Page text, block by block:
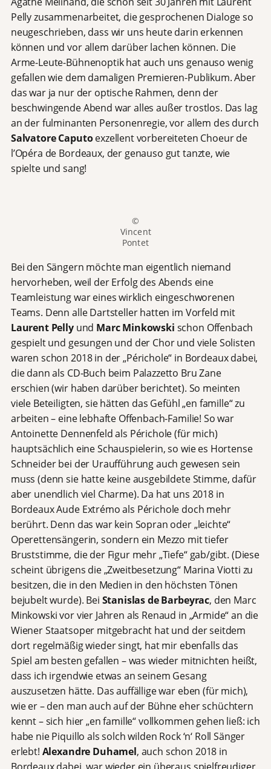
Pelly zusammenarbeitet, die gesprochenen Dialoge so
neugeschrieben, dass wir uns heute darin erkennen
können und vor allem darüber lachen können. Die
Arme-Leute-Bühnenoptik hat auch uns genauso wenig
gefallen wie dem damaligen Premieren-Publikum. Aber
das war ja nur der optische Rahmen, denn der
beschwingende Abend war alles außer trostlos. Das lag
an der fulminanten Personenregie, vor allem des durch
Salvatore Caputoexzellent vorbereiteten Choeur de
l’Opéra de Bordeaux, der genauso gut tanzte, wie
spielte und sang!
©
Vincent
Pontet
Bei den Sängern möchte man eigentlich niemand
hervorheben, weil der Erfolg des Abends eine
Teamleistung war eines wirklich eingeschworenen
Teams. Denn alle Dartsteller hatten im Vorfeld mit
Laurent Pelly und Marc Minkowski schon Offenbach
gespielt und gesungen und der Chor und viele Solisten
waren schon 2018 in der „Périchole“ in Bordeaux dabei,
die dann als CD-Buch beim Palazzetto Bru Zane
erschien (wir haben darüber berichtet). So meinten
viele Beteiligten, sie hätten das Gefühl „en famille“ zu
arbeiten – eine lebhafte Offenbach-Familie! So war
Antoinette Dennenfeld als Périchole (für mich)
hauptsächlich eine Schauspielerin, so wie es Hortense
Schneider bei der Uraufführung auch gewesen sein
muss (denn sie hatte keine ausgebildete Stimme, dafür
aber unendlich viel Charme). Da hat uns 2018 in
Bordeaux Aude Extrémo als Périchole doch mehr
berührt. Denn das war kein Sopran oder „leichte“
Operettensängerin, sondern ein Mezzo mit tiefer
Bruststimme, die der Figur mehr „Tiefe“ gab/gibt. (Diese
scheint übrigens die „Zweitbesetzung“ Marina Viotti zu
besitzen, die in den Medien in den höchsten Tönen
bejubelt wurde). Bei Stanislas de Barbeyrac, den Marc
Minkowski vor vier Jahren als Renaud in „Armide“ an die
Wiener Staatsoper mitgebracht hat und der seitdem
dort regelmäßig wieder singt, hat mir ebenfalls das
Spiel am besten gefallen – was wieder mitnichten heißt,
dass ich irgendwie etwas an seinem Gesang
auszusetzen hätte. Das auffällige war eben (für mich),
wie er – den man auch auf der Bühne eher schüchtern
kennt – sich hier „en famille“ vollkommen gehen ließ: ich
habe nie Piquillo als solch wilden Rock ‘n‘ Roll Sänger
erlebt! Alexandre Duhamel, auch schon 2018 in